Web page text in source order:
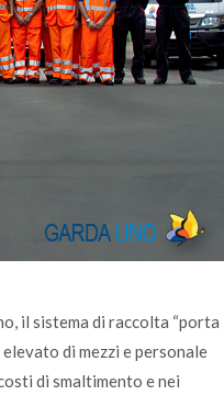
il sistema di raccolta “porta
di mezzi e personale
di smaltimento e nei